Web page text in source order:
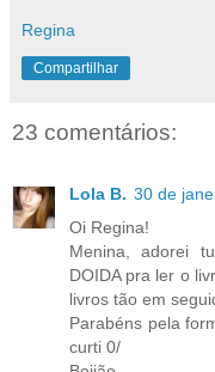
Regina
Compartilhar
23 comentários:
Lola B. 30 de
Oi Regina!
Menina, adorei
DOIDA pra ler o
livros tão em
Parabéns pela
curti 0/